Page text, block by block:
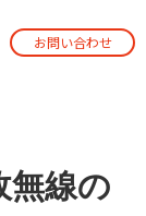
お問い合わせ
無線の